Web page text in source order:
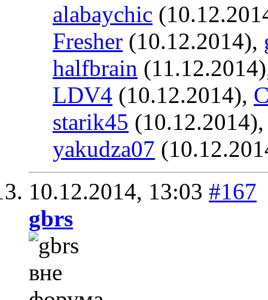
alabaychic
Fresher (10.12.2014),
halfbrain
LDV4 (10.12.2014),
starik45
yakudza07
10.12.2014, 13:03 #167
gbrs